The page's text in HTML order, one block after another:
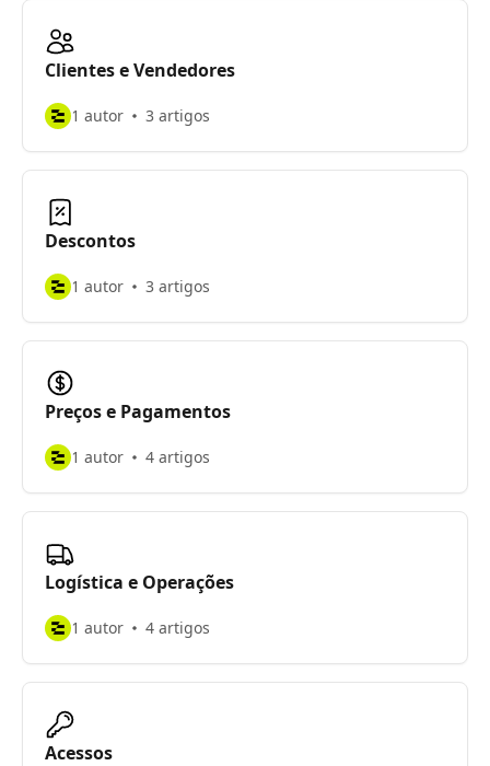
Clientes e Vendedores
1 autor 3 artigos
Descontos
1 autor 3 artigos
Preços e Pagamentos
1 autor 4 artigos
Logística e Operações
1 autor 4 artigos
Acessos